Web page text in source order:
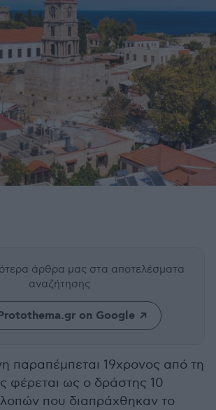
άρθρα μας στα αποτελέσματα
αναζήτησης
on Google
παραπέμπεται 19χρονος από τη
φέρεται ως ο δράστης 10
που διαπράχθηκαν το